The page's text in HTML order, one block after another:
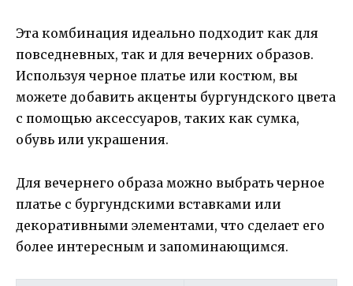
Эта комбинация идеально подходит как для
повседневных, так и для вечерних образов.
Используя черное платье или костюм, вы
можете добавить акценты бургундского цвета
с помощью аксессуаров, таких как сумка,
обувь или украшения.
Для вечернего образа можно выбрать черное
платье с бургундскими вставками или
декоративными элементами, что сделает его
более интересным и запоминающимся.